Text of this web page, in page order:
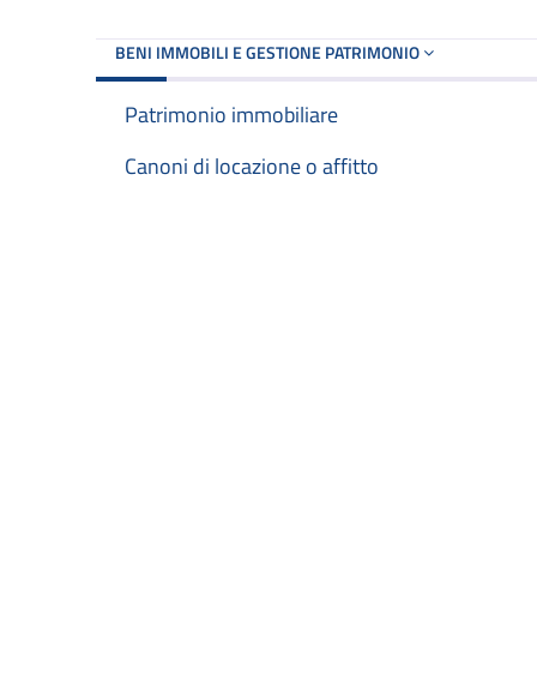
BENI IMMOBILI E GESTIONE PATRIMONIO
Patrimonio immobiliare
Canoni di locazione o affitto